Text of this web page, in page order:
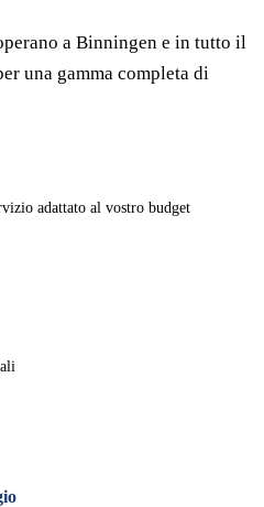
a Binningen e in tutto il
una gamma completa di
adattato al vostro budget